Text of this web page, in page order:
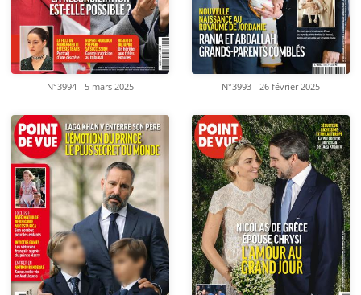
N°3994 - 5 mars 2025 N°3993 - 26 février 2025